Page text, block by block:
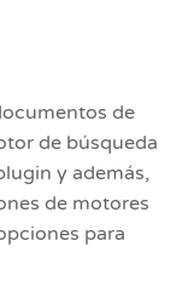
de
de búsqueda
y además,
de motores
para